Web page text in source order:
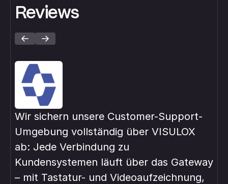
Reviews
Wir sichern unsere Customer-Support-
Umgebung vollständig über VISULOX
ab: Jede Verbindung zu
Kundensystemen läuft über das Gateway
– mit Tastatur- und Videoaufzeichnung,